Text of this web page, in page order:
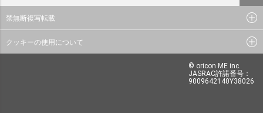
禁無断複写転載
クッキーの使用について
© oricon ME inc.
JASRAC許諾番号：
9009642140Y38026